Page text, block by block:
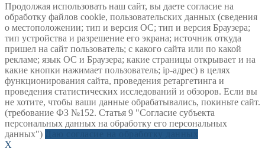
Продолжая использовать наш сайт, вы даете согласие на
обработку файлов cookie, пользовательских данных (сведения
о местоположении; тип и версия ОС; тип и версия Браузера;
тип устройства и разрешение его экрана; источник откуда
пришел на сайт пользователь; с какого сайта или по какой
рекламе; язык ОС и Браузера; какие страницы открывает и на
какие кнопки нажимает пользователь; ip-адрес) в целях
функционирования сайта, проведения ретаргетинга и
проведения статистических исследований и обзоров. Если вы
не хотите, чтобы ваши данные обрабатывались, покиньте сайт.
(требование ФЗ №152. Статья 9 "Согласие субъекта
персональных данных на обработку его персональных
данных")
X